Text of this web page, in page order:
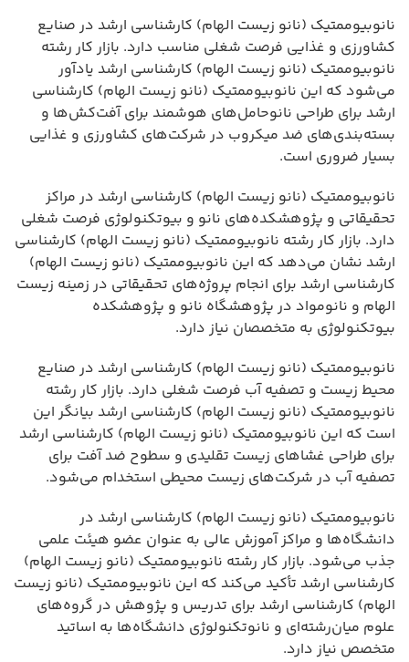
نانوبیوممتیک (نانو زیست الهام) کارشناسی ارشد در صنایع
کشاورزی و غذایی فرصت شغلی مناسب دارد. بازار کار رشته
نانوبیوممتیک (نانو زیست الهام) کارشناسی ارشد یادآور
می‌شود که این نانوبیوممتیک (نانو زیست الهام) کارشناسی
ارشد برای طراحی نانوحامل‌های هوشمند برای آفت‌کش‌ها و
بسته‌بندی‌های ضد میکروب در شرکت‌های کشاورزی و غذایی
بسیار ضروری است.
نانوبیوممتیک (نانو زیست الهام) کارشناسی ارشد در مراکز
تحقیقاتی و پژوهشکده‌های نانو و بیوتکنولوژی فرصت شغلی
دارد. بازار کار رشته نانوبیوممتیک (نانو زیست الهام) کارشناسی
ارشد نشان می‌دهد که این نانوبیوممتیک (نانو زیست الهام)
کارشناسی ارشد برای انجام پروژه‌های تحقیقاتی در زمینه زیست
الهام و نانومواد در پژوهشگاه نانو و پژوهشکده
بیوتکنولوژی به متخصصان نیاز دارد.
نانوبیوممتیک (نانو زیست الهام) کارشناسی ارشد در صنایع
محیط زیست و تصفیه آب فرصت شغلی دارد. بازار کار رشته
نانوبیوممتیک (نانو زیست الهام) کارشناسی ارشد بیانگر این
است که این نانوبیوممتیک (نانو زیست الهام) کارشناسی ارشد
برای طراحی غشاهای زیست تقلیدی و سطوح ضد آفت برای
تصفیه آب در شرکت‌های زیست محیطی استخدام می‌شود.
نانوبیوممتیک (نانو زیست الهام) کارشناسی ارشد در
دانشگاه‌ها و مراکز آموزش عالی به عنوان عضو هیئت علمی
جذب می‌شود. بازار کار رشته نانوبیوممتیک (نانو زیست الهام)
کارشناسی ارشد تأکید می‌کند که این نانوبیوممتیک (نانو زیست
الهام) کارشناسی ارشد برای تدریس و پژوهش در گروه‌های
علوم میان‌رشته‌ای و نانوتکنولوژی دانشگاه‌ها به اساتید
متخصص نیاز دارد.